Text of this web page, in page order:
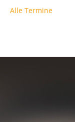
Alle Termine